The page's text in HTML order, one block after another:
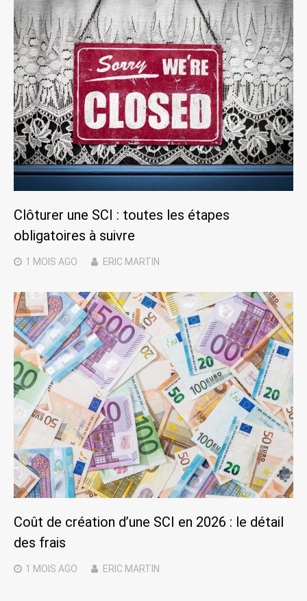
Clôturer une SCI : toutes les étapes
obligatoires à suivre
1 MOIS AGO ERIC MARTIN
Coût de création d’une SCI en 2026 : le détail
des frais
1 MOIS AGO ERIC MARTIN